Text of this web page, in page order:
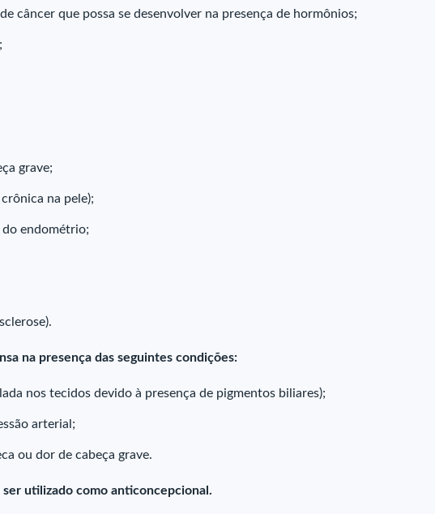
câncer que possa se desenvolver na presença de hormônios;
grave;
na pele);
do endométrio;
na presença das seguintes condições:
nos tecidos devido à presença de pigmentos biliares);
arterial;
ou dor de cabeça grave.
utilizado como anticoncepcional.